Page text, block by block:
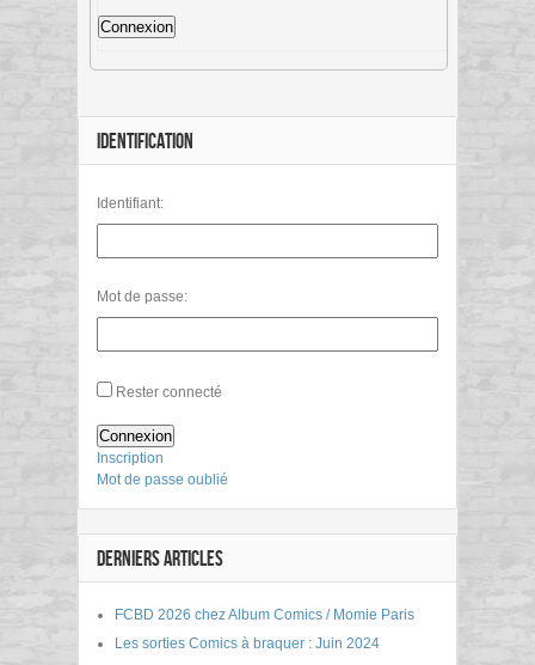
Connexion
IDENTIFICATION
Identifiant:
Mot de passe:
Rester connecté
Connexion
Inscription
Mot de passe oublié
DERNIERS ARTICLES
FCBD 2026 chez Album Comics / Momie Paris
Les sorties Comics à braquer : Juin 2024